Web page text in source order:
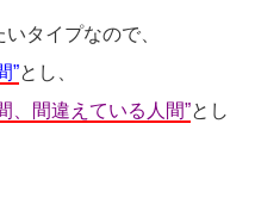
タイプなので、
”とし、
、間違えている人間”とし